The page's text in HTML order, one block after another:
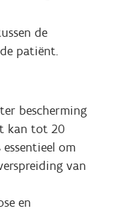
de
patiënt.
bescherming
kan tot 20
om
van
en